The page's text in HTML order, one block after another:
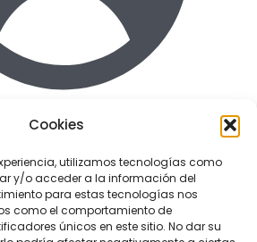
Cookies
utilizamos tecnologías como
y/o acceder a la información del
para estas tecnologías nos
como el comportamiento de
únicos en este sitio. No dar su
Enlaces de interes
y condiciones uso
de Privacidad